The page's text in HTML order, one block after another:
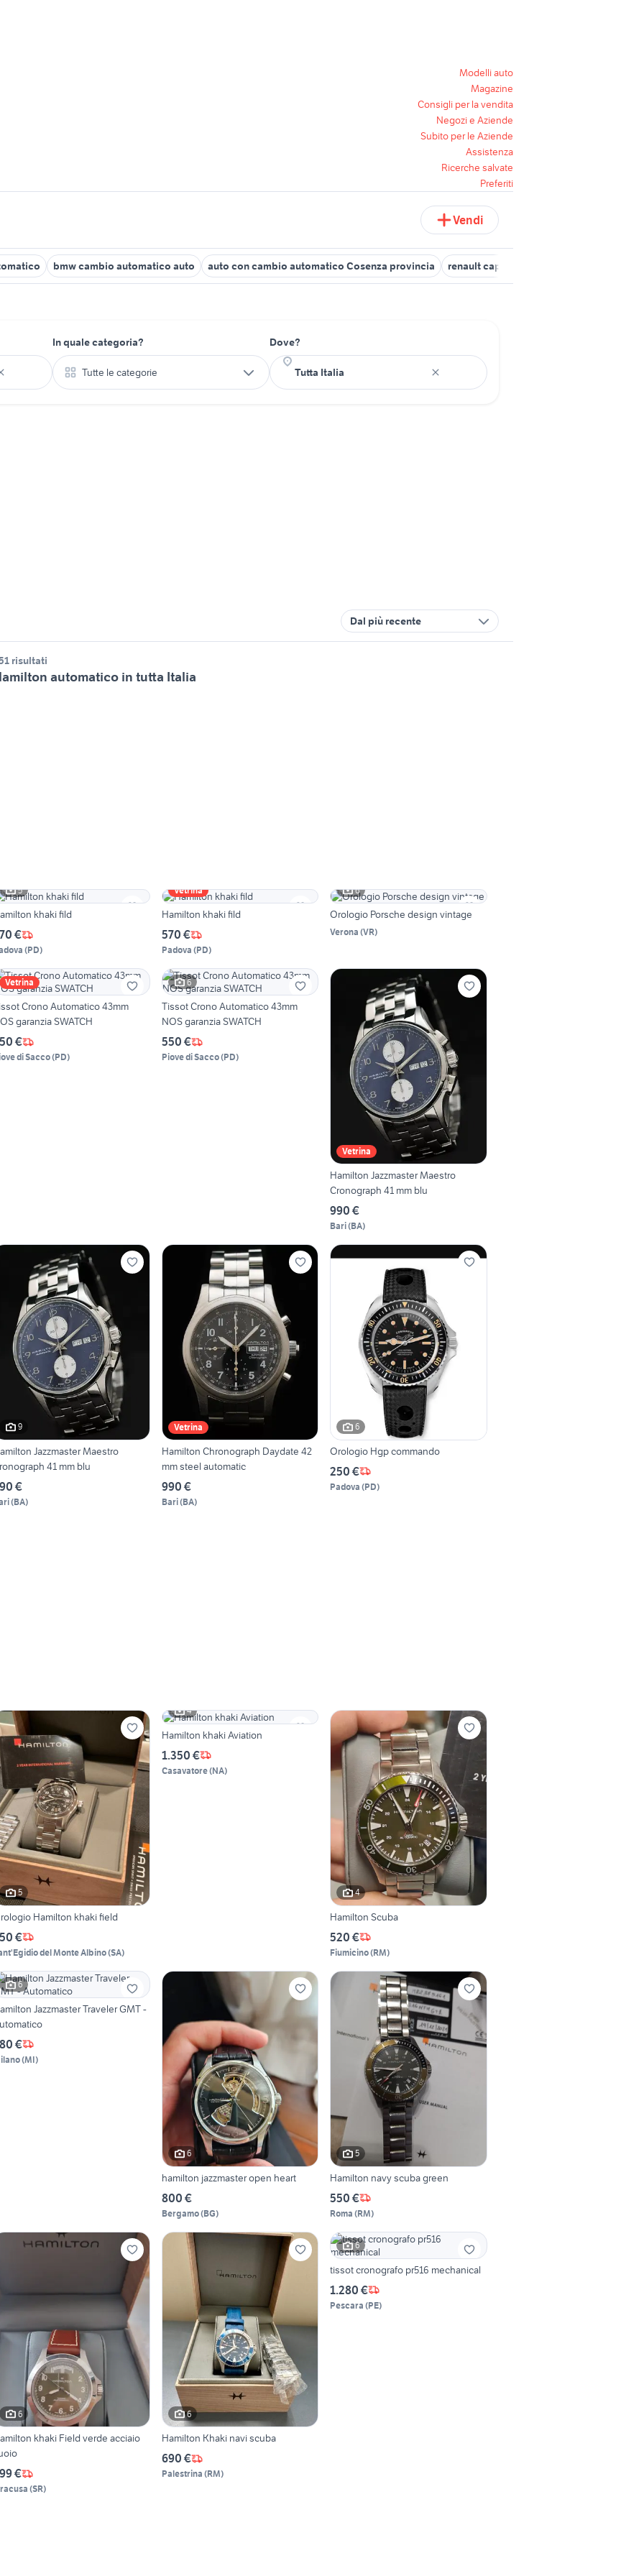
Modelli auto
Magazine
Consigli per la vendita
Negozi e Aziende
Subito per le Aziende
Assistenza
Ricerche salvate
Preferiti
Vendi
bmw cambio automatico auto auto con cambio automatico Cosenza provincia renault captur cambio automatico
In quale categoria?
Tutte le categorie
Dove?
Dal più recente
risultati
automatico in tutta Italia
5
khaki fild
€
(PD)
Vetrina
Hamilton khaki fild
570 €
Padova (PD)
6
Orologio Porsche design vintage
Verona (VR)
Vetrina
Crono Automatico 43mm
NOS garanzia SWATCH
€
di Sacco(PD)
6
Tissot Crono Automatico 43mm
NOS garanzia SWATCH
550 €
Piove di Sacco(PD)
Vetrina
Hamilton Jazzmaster Maestro
Cronograph 41 mm blu
990 €
Bari(BA)
9
Jazzmaster Maestro
41 mm blu
€
(BA)
Vetrina
Hamilton Chronograph Daydate 42
mm steel automatic
990 €
Bari(BA)
6
Orologio Hgp commando
250 €
Padova (PD)
5
Hamilton khaki field
€
del Monte Albino(SA)
4
Hamilton khaki Aviation
1.350 €
Casavatore(NA)
4
Hamilton Scuba
520 €
Fiumicino(RM)
6
Jazzmaster Traveler GMT -
€
(MI)
6
hamilton jazzmaster open heart
800 €
Bergamo(BG)
5
Hamilton navy scuba green
550 €
Roma (RM)
6
khaki Field verde acciaio
€
(SR)
6
Hamilton Khaki navi scuba
690 €
Palestrina (RM)
6
tissot cronografo pr516 mechanical
1.280 €
Pescara (PE)